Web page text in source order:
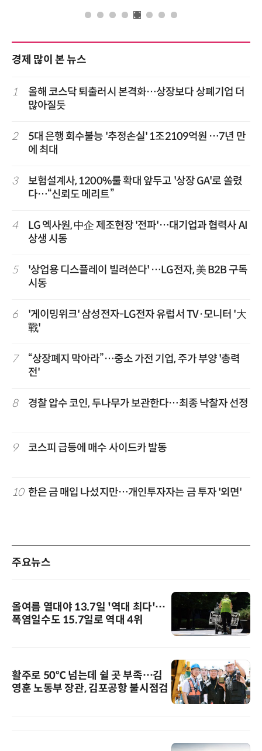
경제 많이 본 뉴스
1
올해 코스닥 퇴출러시 본격화…상장보다 상폐기업 더
많아질듯
2
5대 은행 회수불능 '추정손실' 1조2109억원 …7년 만
에 최대
3
보험설계사, 1200%룰 확대 앞두고 '상장 GA'로 쏠렸
다…“신뢰도 메리트”
4
LG 엑사원, 中企 제조현장 '전파'…대기업과 협력사 AI
상생 시동
5
'상업용 디스플레이 빌려쓴다' …LG전자, 美 B2B 구독
시동
6
'게이밍위크' 삼성전자-LG전자 유럽서 TV·모니터 '大
戰'
7
“상장폐지 막아라”…중소 가전 기업, 주가 부양 '총력
전'
8 경찰 압수 코인, 두나무가 보관한다…최종 낙찰자 선정
9 코스피 급등에 매수 사이드카 발동
10 한은 금 매입 나섰지만…개인투자자는 금 투자 '외면'
주요뉴스
올여름 열대야 13.7일 '역대 최다'…
폭염일수도 15.7일로 역대 4위
활주로 50℃ 넘는데 쉴 곳 부족…김
영훈 노동부 장관, 김포공항 불시점검